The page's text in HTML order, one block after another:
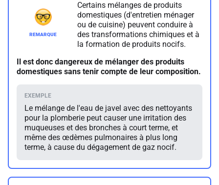
Certains mélanges de produits
domestiques (d'entretien ménager
ou de cuisine) peuvent conduire à
des transformations chimiques et à
la formation de produits nocifs.
Il est donc dangereux de mélanger des produits
domestiques sans tenir compte de leur composition.
Le mélange de l'eau de javel avec des nettoyants
pour la plomberie peut causer une irritation des
muqueuses et des bronches à court terme, et
même des œdèmes pulmonaires à plus long
terme, à cause du dégagement de gaz nocif.